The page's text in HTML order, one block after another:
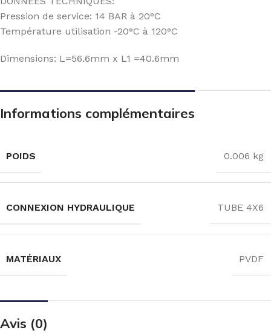
Pression de service: 14 BAR à 20°C
Température utilisation -20°C à 120°C
Dimensions: L=56.6mm x L1 =40.6mm
Informations complémentaires
POIDS 0.006 kg
CONNEXION HYDRAULIQUE TUBE 4X6
MATÉRIAUX PVDF
Avis (0)